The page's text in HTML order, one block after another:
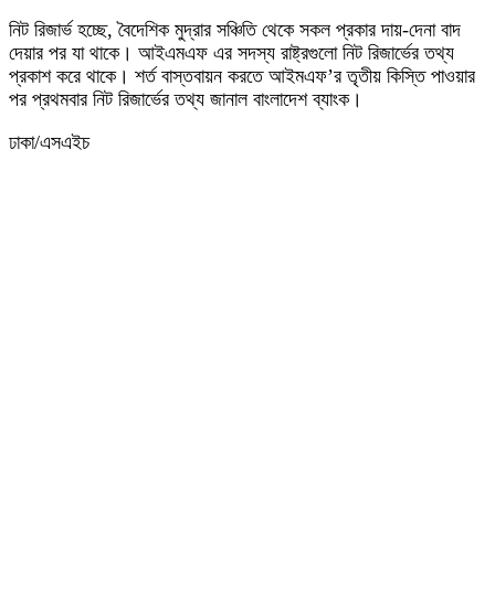
নিট রিজার্ভ হচ্ছে, বৈদেশিক মুদ্রার সঞ্চিতি থেকে সকল প্রকার দায়-দেনা বাদ
দেয়ার পর যা থাকে। আইএমএফ এর সদস্য রাষ্ট্রগুলো নিট রিজার্ভের তথ্য
প্রকাশ করে থাকে। শর্ত বাস্তবায়ন করতে আইমএফ’র তৃতীয় কিস্তি পাওয়ার
পর প্রথমবার নিট রিজার্ভের তথ্য জানাল বাংলাদেশ ব্যাংক।
ঢাকা/এসএইচ